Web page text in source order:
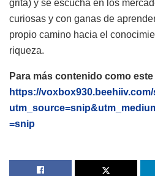
grita) y se escucha en los
curiosas y con ganas de
propio camino hacia el
riqueza.
Para más contenido como este
https://
=snip